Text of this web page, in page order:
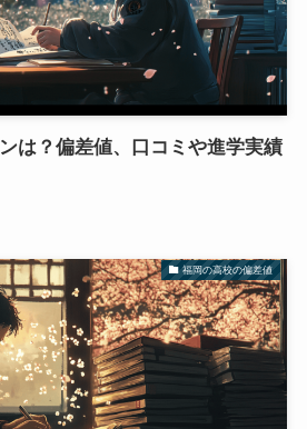
は？偏差値、口コミや進学実績
福岡の高校の偏差値